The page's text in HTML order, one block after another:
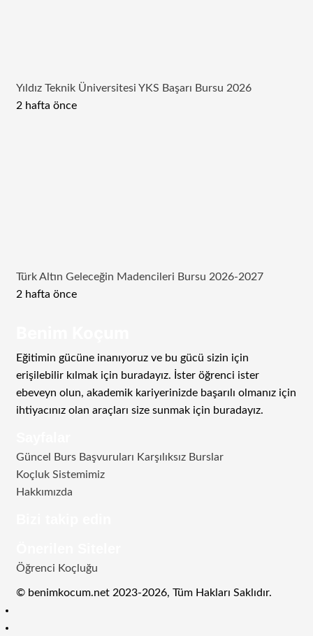
Yıldız Teknik Üniversitesi YKS Başarı Bursu 2026
2 hafta önce
Türk Altın Geleceğin Madencileri Bursu 2026-2027
2 hafta önce
Eğitimin gücüne inanıyoruz ve bu gücü sizin için
erişilebilir kılmak için buradayız. İster öğrenci ister
ebeveyn olun, akademik kariyerinizde başarılı olmanız için
ihtiyacınız olan araçları size sunmak için buradayız.
Güncel Burs Başvuruları Karşılıksız Burslar
Koçluk Sistemimiz
Hakkımızda
Öğrenci Koçluğu
© benimkocum.net 2023-2026, Tüm Hakları Saklıdır.